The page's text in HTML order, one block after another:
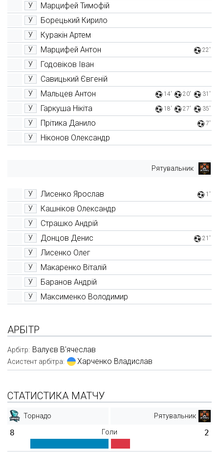
У Марцифей Тимофій
У Борецький Кирило
У Куракін Артем
У Марцифей Антон 22'
У Годовіков Іван
У Савицький Євгеній
У Мальцев Антон 14' 20' 31'
У Гаркуша Нікіта 18' 27' 35'
У Прітика Данило 7'
У Ніконов Олександр
Рятувальник
У Лисенко Ярослав 1'
У Кашніков Олександр
У Страшко Андрій
У Донцов Денис 21'
У Лисенко Олег
У Макаренко Віталій
У Баранов Андрій
У Максименко Володимир
АРБІТР
Арбітр: Валуєв В'ячеслав
Асистент арбітра: Харченко Владислав
СТАТИСТИКА МАТЧУ
Торнадо Рятувальник
8 Голи 2